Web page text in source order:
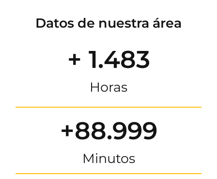
Datos de nuestra área
+ 1.483
Horas
+88.999
Minutos